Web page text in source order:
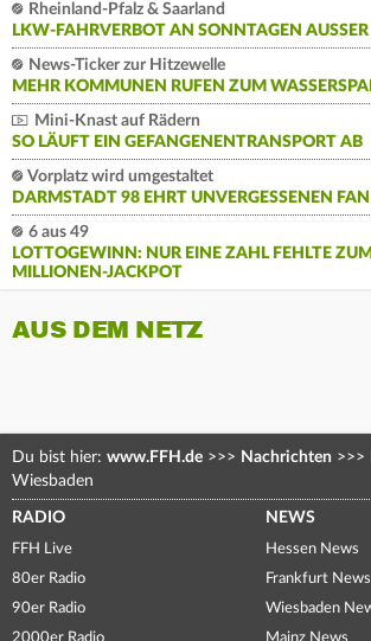
Rheinland-Pfalz & Saarland
LKW-FAHRVERBOT AN SONNTAGEN AUSSER
News-Ticker zur Hitzewelle
MEHR KOMMUNEN RUFEN ZUM
Mini-Knast auf Rädern
SO LÄUFT EIN GEFANGENENTRANSPORT AB
Vorplatz wird umgestaltet
DARMSTADT 98 EHRT UNVERGESSENEN FAN
6 aus 49
LOTTOGEWINN: NUR EINE ZAHL FEHLTE
MILLIONEN-JACKPOT
AUS DEM NETZ
Du bist hier: www.FFH.de >>> Nachrichten >>>
Wiesbaden
RADIO
FFH Live
80er Radio
90er Radio
NEWS
Hessen News
Frankfurt News
Wiesbaden